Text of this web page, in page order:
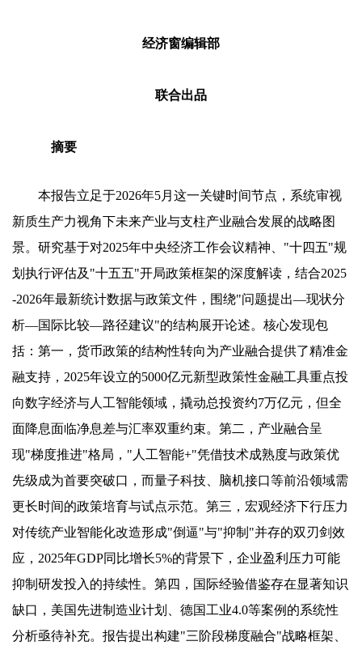
经济窗编辑部
联合出品
摘要
本报告立足于2026年5月这一关键时间节点，系统审视
新质生产力视角下未来产业与支柱产业融合发展的战略图
景。研究基于对2025年中央经济工作会议精神、"十四五"规
划执行评估及"十五五"开局政策框架的深度解读，结合2025
-2026年最新统计数据与政策文件，围绕"问题提出—现状分
析—国际比较—路径建议"的结构展开论述。核心发现包
括：第一，货币政策的结构性转向为产业融合提供了精准金
融支持，2025年设立的5000亿元新型政策性金融工具重点投
向数字经济与人工智能领域，撬动总投资约7万亿元，但全
面降息面临净息差与汇率双重约束。第二，产业融合呈
现"梯度推进"格局，"人工智能+"凭借技术成熟度与政策优
先级成为首要突破口，而量子科技、脑机接口等前沿领域需
更长时间的政策培育与试点示范。第三，宏观经济下行压力
对传统产业智能化改造形成"倒逼"与"抑制"并存的双刃剑效
应，2025年GDP同比增长5%的背景下，企业盈利压力可能
抑制研发投入的持续性。第四，国际经验借鉴存在显著知识
缺口，美国先进制造业计划、德国工业4.0等案例的系统性
分析亟待补充。报告提出构建"三阶段梯度融合"战略框架、